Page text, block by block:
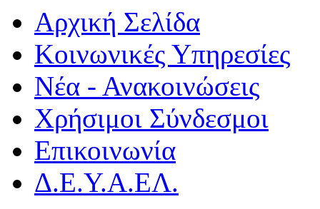
Αρχική Σελίδα
Κοινωνικές Υπηρεσίες
Νέα - Ανακοινώσεις
Χρήσιμοι Σύνδεσμοι
Επικοινωνία
Δ.Ε.Υ.Α.ΕΛ.